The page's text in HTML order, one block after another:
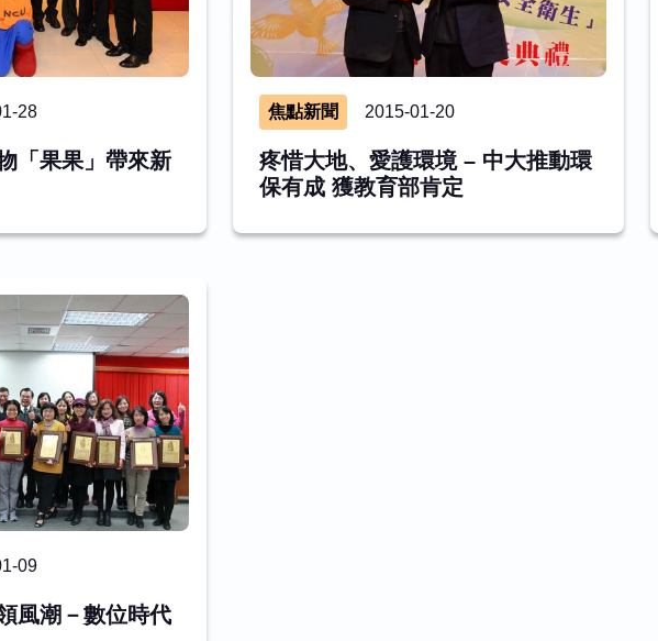
28
「果果」帶來新
焦點新聞 2015-01-20
疼惜大地、愛護環境 – 中大推動環
保有成 獲教育部肯定
09
風潮－數位時代